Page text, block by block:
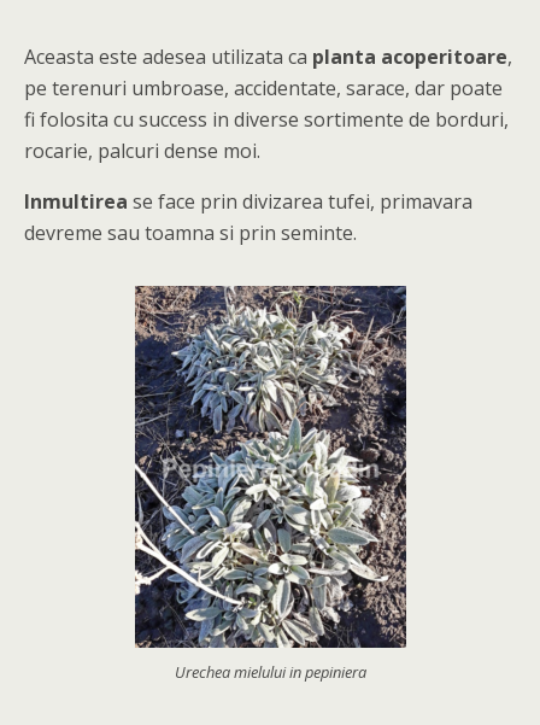
Aceasta este adesea utilizata ca planta acoperitoare,
pe terenuri umbroase, accidentate, sarace, dar poate
fi folosita cu success in diverse sortimente de borduri,
rocarie, palcuri dense moi.
Inmultirea se face prin divizarea tufei, primavara
devreme sau toamna si prin seminte.
Urechea mielului in pepiniera